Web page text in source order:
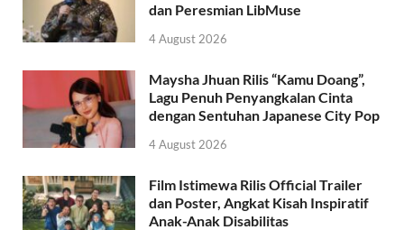
dan Peresmian LibMuse
4 August 2026
Maysha Jhuan Rilis “Kamu Doang”,
Lagu Penuh Penyangkalan Cinta
dengan Sentuhan Japanese City Pop
4 August 2026
Film Istimewa Rilis Official Trailer
dan Poster, Angkat Kisah Inspiratif
Anak-Anak Disabilitas